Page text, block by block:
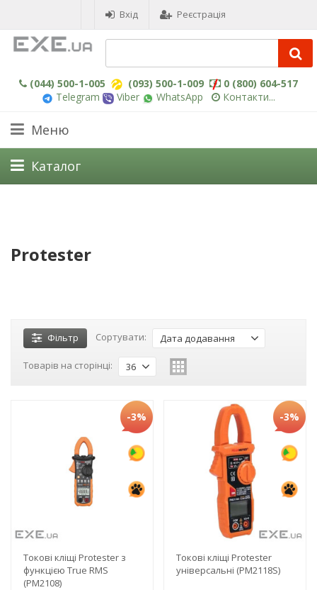
Вхід Реєстрація
(044) 500-1-005 (093) 500-1-009
0 (800) 604-517
Telegram
Viber WhatsApp Контакти...
Меню
Каталог
Protester
Фільтр Сортувати: Дата додавання
Товарів на сторінці: 36
-3%
Токові кліщі Protester з
функцією True RMS
(PM2108)
-3%
Токові кліщі Protester
універсальні (PM2118S)